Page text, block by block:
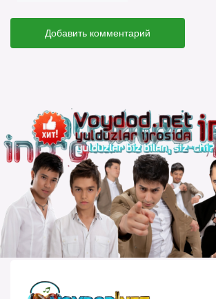
Добавить комментарий